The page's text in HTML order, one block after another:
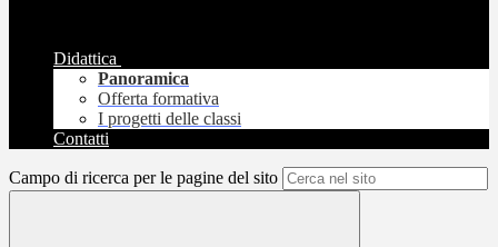
Didattica
Panoramica
Offerta formativa
I progetti delle classi
Contatti
Campo di ricerca per le pagine del sito